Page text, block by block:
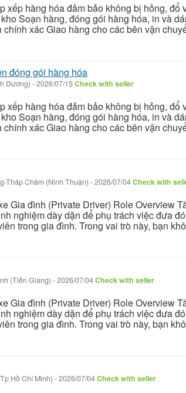
xếp hàng hóa đảm bảo không bị hỏng, đổ
Soạn hàng, đóng gói hàng hóa, in và
xác Giao hàng cho các bên vận
đóng gói hàng hóa
Dương) -2026/07/15Check with seller
xếp hàng hóa đảm bảo không bị hỏng, đổ
Soạn hàng, đóng gói hàng hóa, in và
xác Giao hàng cho các bên vận
Tháp Chàm (Ninh Thuận) -2026/07/04Check with
Gia đình (Private Driver) Role Overview
nghiệm dày dặn để phụ trách việc đưa
trong gia đình. Trong vai trò này, bạn
(Tiền Giang) -2026/07/04Check with seller
Gia đình (Private Driver) Role Overview
nghiệm dày dặn để phụ trách việc đưa
trong gia đình. Trong vai trò này, bạn
Hồ Chí Minh) -2026/07/04Check with seller